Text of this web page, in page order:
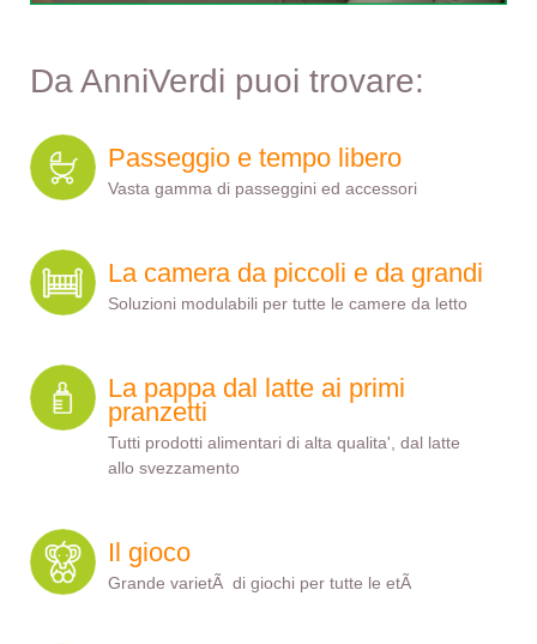
Da AnniVerdi puoi trovare:
Passeggio e tempo libero
Vasta gamma di passeggini ed accessori
La camera da piccoli e da grandi
Soluzioni modulabili per tutte le camere da letto
La pappa dal latte ai primi
pranzetti
Tutti prodotti alimentari di alta qualita', dal latte
allo svezzamento
Il gioco
Grande varietÃ di giochi per tutte le etÃ